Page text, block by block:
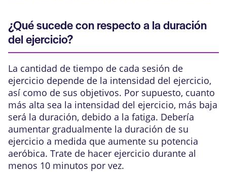
¿Qué sucede con respecto a la duración
del ejercicio?
La cantidad de tiempo de cada sesión de
ejercicio depende de la intensidad del ejercicio,
así como de sus objetivos. Por supuesto, cuanto
más alta sea la intensidad del ejercicio, más baja
será la duración, debido a la fatiga. Debería
aumentar gradualmente la duración de su
ejercicio a medida que aumente su potencia
aeróbica. Trate de hacer ejercicio durante al
menos 10 minutos por vez.